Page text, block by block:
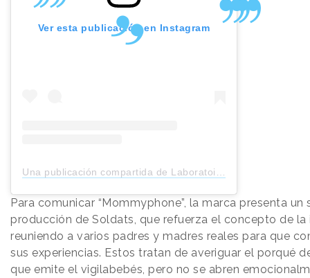
Ver esta publicación en Instagram
Una publicación compartida de Laboratoire_Gallia (@laboratoire_gallia)
Para comunicar “Mommyphone”, la marca presenta un
producción de Soldats, que refuerza el concepto de la
reuniendo a varios padres y madres reales para que
sus experiencias. Estos tratan de averiguar el porqué
que emite el vigilabebés, pero no se abren